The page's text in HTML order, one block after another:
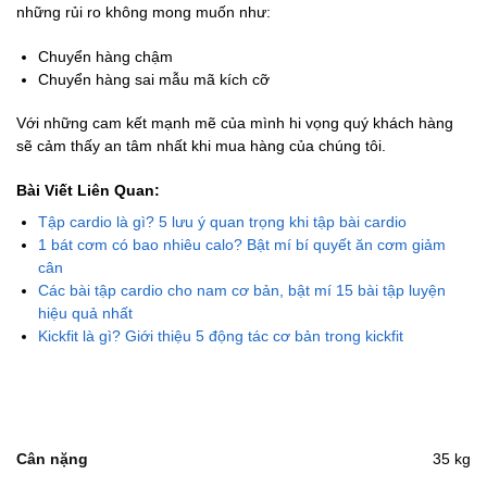
những rủi ro không mong muốn như:
Chuyển hàng chậm
Chuyển hàng sai mẫu mã kích cỡ
Với những cam kết mạnh mẽ của mình hi vọng quý khách hàng
sẽ cảm thấy an tâm nhất khi mua hàng của chúng tôi.
Bài Viết Liên Quan:
Tập cardio là gì? 5 lưu ý quan trọng khi tập bài cardio
1 bát cơm có bao nhiêu calo? Bật mí bí quyết ăn cơm giảm
cân
Các bài tập cardio cho nam cơ bản, bật mí 15 bài tập luyện
hiệu quả nhất
Kickfit là gì? Giới thiệu 5 động tác cơ bản trong kickfit
Cân nặng 35 kg